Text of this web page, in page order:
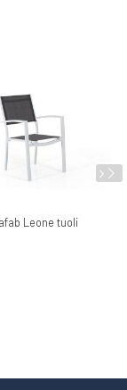
Leone tuoli